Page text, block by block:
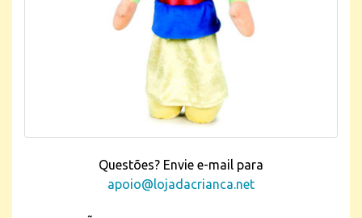
Questões? Envie e-mail para
apoio@lojadacrianca.net